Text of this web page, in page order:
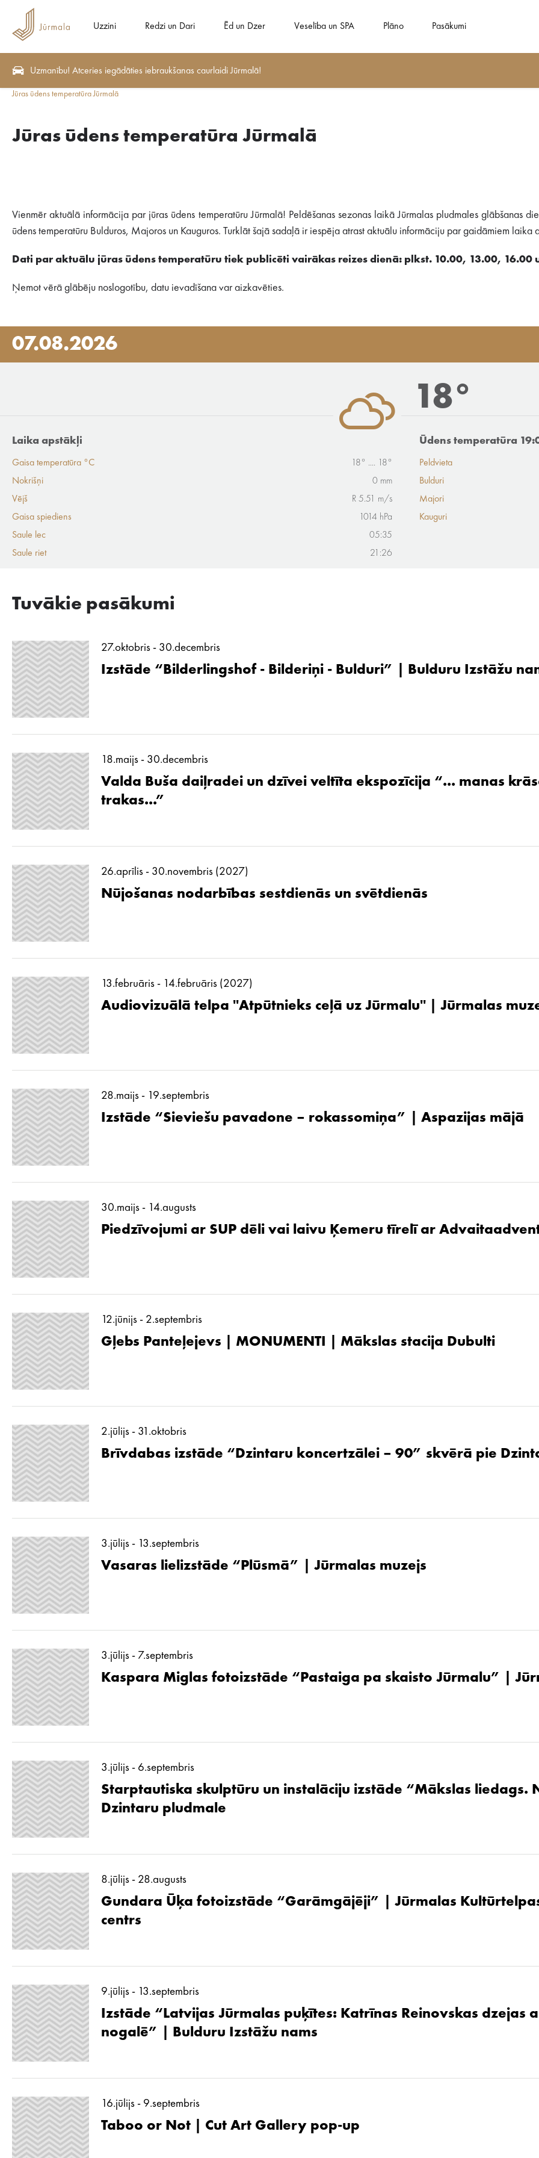
Uzzini Redzi un Dari Ēd un Dzer Veselība un SPA Plāno Pasākumi
Uzmanību! Atceries iegādāties iebraukšanas caurlaidi Jūrmalā!
Jūras ūdens temperatūra Jūrmalā
Jūras ūdens temperatūra Jūrmalā
Vienmēr aktuālā informācija par jūras ūdens temperatūru Jūrmalā! Peldēšanas sezonas laikā Jūrmalas pludmales glābšanas
ūdens temperatūru Bulduros, Majoros un Kauguros. Turklāt šajā sadaļā ir iespēja atrast aktuālu informāciju par gaidāmiem
Dati par aktuālu jūras ūdens temperatūru tiek publicēti vairākas reizes dienā: plkst. 10.00, 13.00, 16.00
Ņemot vērā glābēju noslogotību, datu ievadīšana var aizkavēties.
07.08.2026
18°
Laika apstākļi
Gaisa temperatūra °C
18° .... 18°
Nokrišņi
0 mm
Vējš
R 5.51 m/s
Gaisa spiediens
1014 hPa
Saule lec
05:35
Saule riet
21:26
Ūdens temperatūra
Peldvieta
Bulduri
Majori
Kauguri
Tuvākie pasākumi
27.oktobris - 30.decembris
Izstāde “Bilderlingshof - Bilderiņi - Bulduri” | Bulduru Izstāžu
18.maijs - 30.decembris
Valda Buša daiļradei un dzīvei veltīta ekspozīcija “... manas
trakas...”
26.aprīlis - 30.novembris (2027)
Nūjošanas nodarbības sestdienās un svētdienās
13.februāris - 14.februāris (2027)
Audiovizuālā telpa ''Atpūtnieks ceļā uz Jūrmalu'' | Jūrmalas
28.maijs - 19.septembris
Izstāde “Sieviešu pavadone – rokassomiņa” | Aspazijas mājā
30.maijs - 14.augusts
Piedzīvojumi ar SUP dēli vai laivu Ķemeru tīrelī ar
12.jūnijs - 2.septembris
Gļebs Panteļejevs | MONUMENTI | Mākslas stacija Dubulti
2.jūlijs - 31.oktobris
Brīvdabas izstāde “Dzintaru koncertzālei – 90” skvērā pie
3.jūlijs - 13.septembris
Vasaras lielizstāde “Plūsmā” | Jūrmalas muzejs
3.jūlijs - 7.septembris
Kaspara Miglas fotoizstāde “Pastaiga pa skaisto Jūrmalu” |
3.jūlijs - 6.septembris
Starptautiska skulptūru un instalāciju izstāde “Mākslas liedags.
Dzintaru pludmale
8.jūlijs - 28.augusts
Gundara Ūķa fotoizstāde “Garāmgājēji” | Jūrmalas
centrs
9.jūlijs - 13.septembris
Izstāde “Latvijas Jūrmalas puķītes: Katrīnas Reinovskas dzejas
nogalē” | Bulduru Izstāžu nams
16.jūlijs - 9.septembris
Taboo or Not | Cut Art Gallery pop-up